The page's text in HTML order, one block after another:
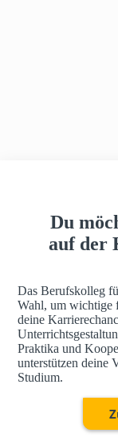
Du
auf der
Das Berufskolleg
Wahl, um wichtige
deine
Praktika und
unterstützen deine
Studium.